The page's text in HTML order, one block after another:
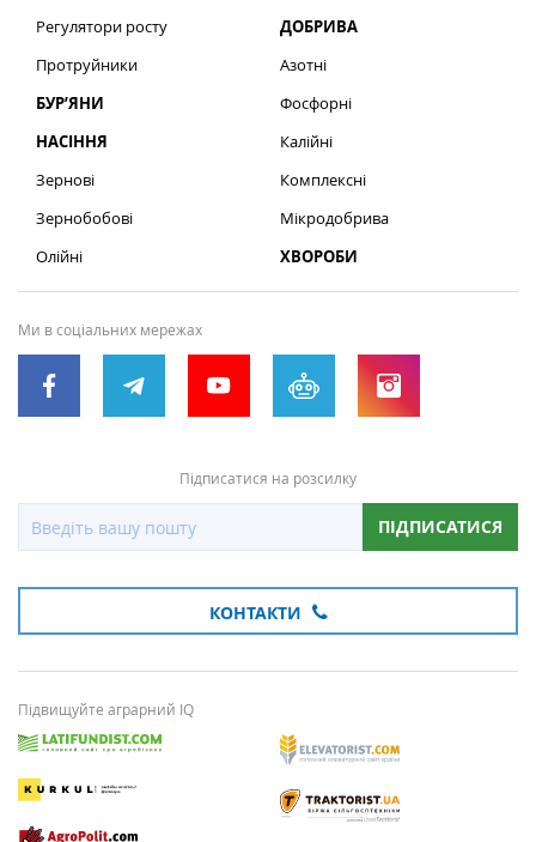
Регулятори росту
Протруйники
БУР’ЯНИ
НАСІННЯ
Зернові
Зернобобові
Олійні
ДОБРИВА
Азотні
Фосфорні
Калійні
Комплексні
Мікродобрива
ХВОРОБИ
Ми в соціальних мережах
Підписатися на розсилку
ПІДПИСАТИСЯ
КОНТАКТИ
Підвищуйте аграрний IQ